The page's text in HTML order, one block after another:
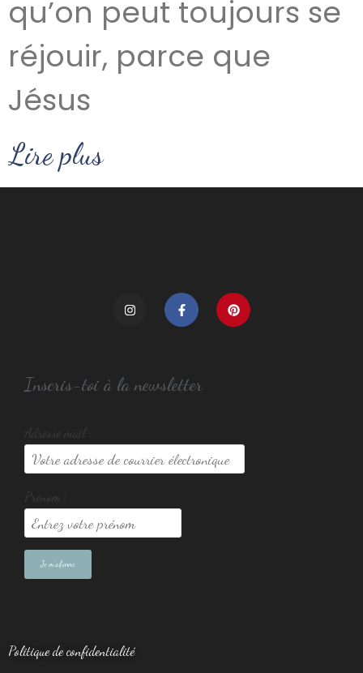
qu’on peut toujours se
réjouir, parce que
Jésus
Lire plus
Inscris-toi à la newsletter
Adresse mail :
Prénom :
Politique de confidentialité